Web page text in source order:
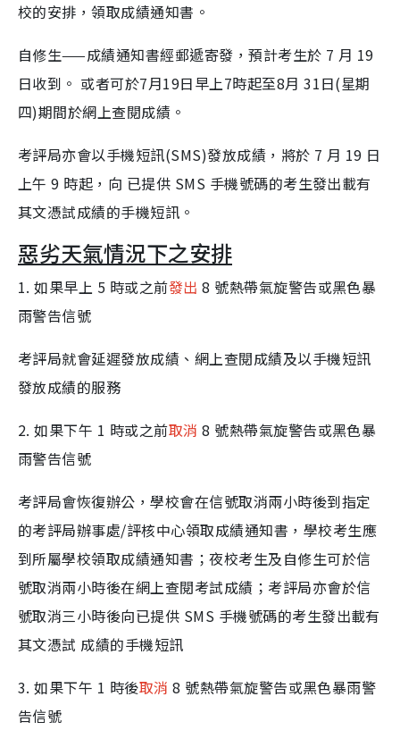
校的安排，領取成績通知書。
自修生——成績通知書經郵遞寄發，預計考生於 7 月 19
日收到。 或者可於7月19日早上7時起至8月 31日(星期
四)期間於網上查閱成績。
考評局亦會以手機短訊(SMS)發放成績，將於 7 月 19 日
上午 9 時起，向 已提供 SMS 手機號碼的考生發出載有
其文憑試成績的手機短訊。
惡劣天氣情況下之安排
1. 如果早上 5 時或之前發出 8 號熱帶氣旋警告或黑色暴
雨警告信號
考評局就會延遲發放成績、網上查閱成績及以手機短訊
發放成績的服務
2. 如果下午 1 時或之前取消 8 號熱帶氣旋警告或黑色暴
雨警告信號
考評局會恢復辦公，學校會在信號取消兩小時後到指定
的考評局辦事處/評核中心領取成績通知書，學校考生應
到所屬學校領取成績通知書；夜校考生及自修生可於信
號取消兩小時後在網上查閱考試成績；考評局亦會於信
號取消三小時後向已提供 SMS 手機號碼的考生發出載有
其文憑試 成績的手機短訊
3. 如果下午 1 時後取消 8 號熱帶氣旋警告或黑色暴雨警
告信號